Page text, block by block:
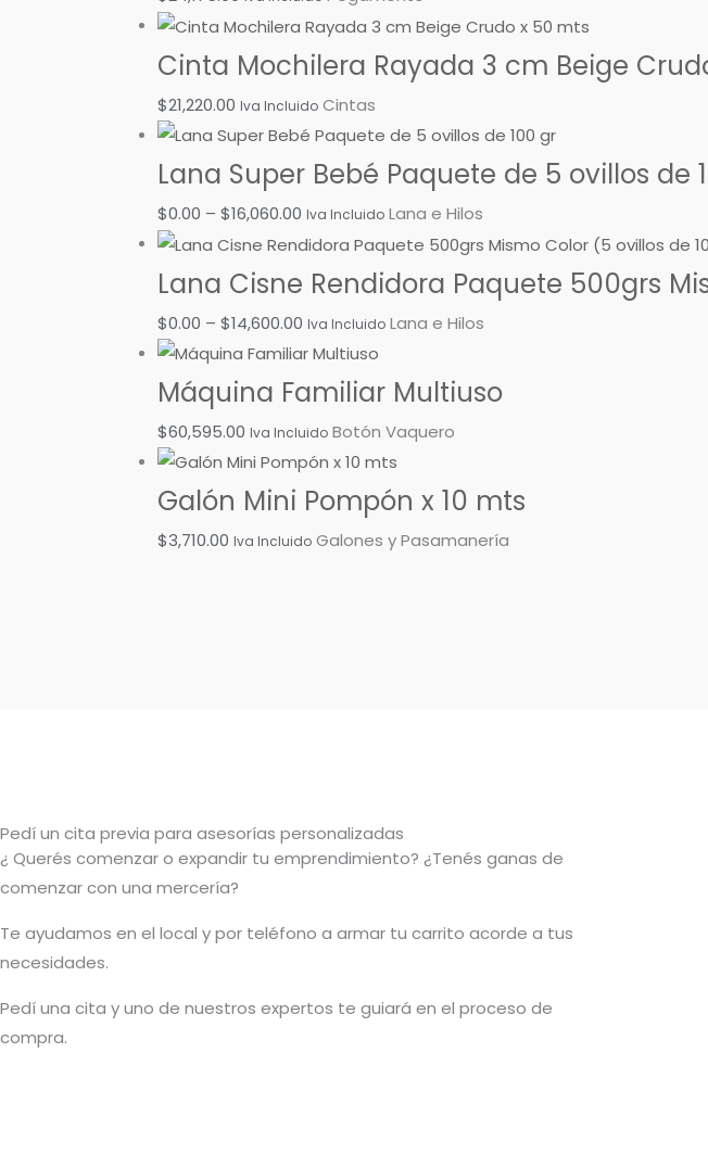
Cinta Mochilera Rayada 3 cm Beige
$21,220.00 Iva Incluido Cintas
Lana Super Bebé Paquete de 5 ovillos de
$0.00 – $16,060.00 Iva Incluido Lana e Hilos
Lana Cisne Rendidora Paquete 500grs
$0.00 – $14,600.00 Iva Incluido Lana e Hilos
Máquina Familiar Multiuso
$60,595.00 Iva Incluido Botón Vaquero
Galón Mini Pompón x 10 mts
$3,710.00 Iva Incluido Galones y Pasamanería
Pedí un cita previa para asesorías personalizadas
¿ Querés comenzar o expandir tu emprendimiento? ¿Tenés ganas de
comenzar con una mercería?
Te ayudamos en el local y por teléfono a armar tu carrito acorde a tus
necesidades.
Pedí una cita y uno de nuestros expertos te guiará en el proceso de
compra.